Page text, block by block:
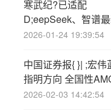
寒武纪?已适配
D;eepSeek、智谱
型！科创人工智能
破上市高点！
2026-01-24 19:39:54
中国证券报{ }| ;宏伟
指明方向 全国性
确高质量发展新方位
2026-02-03 14:42:54